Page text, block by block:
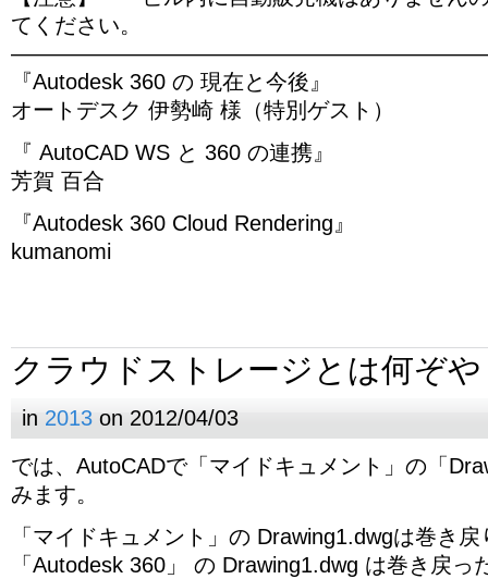
てください。
『Autodesk 360 の 現在と今後』
オートデスク 伊勢崎 様（特別ゲスト）
『 AutoCAD WS と 360 の連携』
芳賀 百合
『Autodesk 360 Cloud Rendering』
kumanomi
クラウドストレージとは何ぞ
in 2013 on 2012/04/03
では、AutoCADで「マイドキュメント」の「
みます。
「マイドキュメント」の Drawing1.dwgは巻き
「Autodesk 360」 の Drawing1.dwg は巻き戻っ